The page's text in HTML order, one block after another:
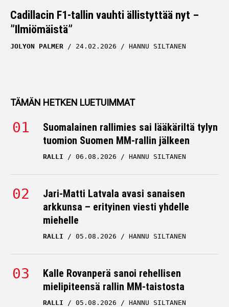
Cadillacin F1-tallin vauhti ällistyttää nyt –
”Ilmiömäistä”
JOLYON PALMER 24.02.2026 HANNU SILTANEN
TÄMÄN HETKEN LUETUIMMAT
Suomalainen rallimies sai lääkäriltä tylyn
tuomion Suomen MM-rallin jälkeen
RALLI 06.08.2026 HANNU SILTANEN
Jari-Matti Latvala avasi sanaisen
arkkunsa – erityinen viesti yhdelle
miehelle
RALLI 05.08.2026 HANNU SILTANEN
Kalle Rovanperä sanoi rehellisen
mielipiteensä rallin MM-taistosta
RALLI 05.08.2026 HANNU SILTANEN